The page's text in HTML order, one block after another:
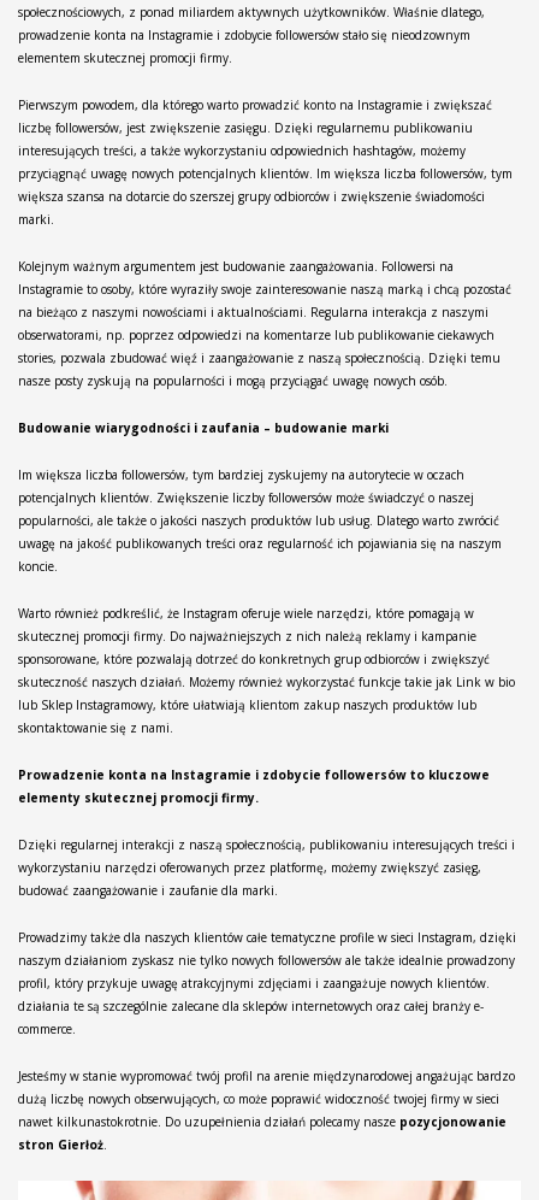
społecznościowych, z ponad miliardem aktywnych użytkowników. Właśnie dlatego,
prowadzenie konta na Instagramie i zdobycie followersów stało się nieodzownym
elementem skutecznej promocji firmy.
Pierwszym powodem, dla którego warto prowadzić konto na Instagramie i zwiększać
liczbę followersów, jest zwiększenie zasięgu. Dzięki regularnemu publikowaniu
interesujących treści, a także wykorzystaniu odpowiednich hashtagów, możemy
przyciągnąć uwagę nowych potencjalnych klientów. Im większa liczba followersów, tym
większa szansa na dotarcie do szerszej grupy odbiorców i zwiększenie świadomości
marki.
Kolejnym ważnym argumentem jest budowanie zaangażowania. Followersi na
Instagramie to osoby, które wyraziły swoje zainteresowanie naszą marką i chcą pozostać
na bieżąco z naszymi nowościami i aktualnościami. Regularna interakcja z naszymi
obserwatorami, np. poprzez odpowiedzi na komentarze lub publikowanie ciekawych
stories, pozwala zbudować więź i zaangażowanie z naszą społecznością. Dzięki temu
nasze posty zyskują na popularności i mogą przyciągać uwagę nowych osób.
Budowanie wiarygodności i zaufania – budowanie marki
Im większa liczba followersów, tym bardziej zyskujemy na autorytecie w oczach
potencjalnych klientów. Zwiększenie liczby followersów może świadczyć o naszej
popularności, ale także o jakości naszych produktów lub usług. Dlatego warto zwrócić
uwagę na jakość publikowanych treści oraz regularność ich pojawiania się na naszym
koncie.
Warto również podkreślić, że Instagram oferuje wiele narzędzi, które pomagają w
skutecznej promocji firmy. Do najważniejszych z nich należą reklamy i kampanie
sponsorowane, które pozwalają dotrzeć do konkretnych grup odbiorców i zwiększyć
skuteczność naszych działań. Możemy również wykorzystać funkcje takie jak Link w bio
lub Sklep Instagramowy, które ułatwiają klientom zakup naszych produktów lub
skontaktowanie się z nami.
Prowadzenie konta na Instagramie i zdobycie followersów to kluczowe
elementy skutecznej promocji firmy.
Dzięki regularnej interakcji z naszą społecznością, publikowaniu interesujących treści i
wykorzystaniu narzędzi oferowanych przez platformę, możemy zwiększyć zasięg,
budować zaangażowanie i zaufanie dla marki.
Prowadzimy także dla naszych klientów całe tematyczne profile w sieci Instagram, dzięki
naszym działaniom zyskasz nie tylko nowych followersów ale także idealnie prowadzony
profil, który przykuje uwagę atrakcyjnymi zdjęciami i zaangażuje nowych klientów.
działania te są szczególnie zalecane dla sklepów internetowych oraz całej branży e-
commerce.
Jesteśmy w stanie wypromować twój profil na arenie międzynarodowej angażując bardzo
dużą liczbę nowych obserwujących, co może poprawić widoczność twojej firmy w sieci
nawet kilkunastokrotnie. Do uzupełnienia działań polecamy nasze pozycjonowanie
stron Gierłoż.